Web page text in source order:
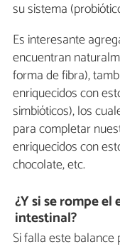
su sistema
Es interesante
encuentran
forma de fibra),
enriquecidos con
simbióticos), los
para completar
enriquecidos con
chocolate, etc.
¿Y si se rompe
intestinal?
Si falla este